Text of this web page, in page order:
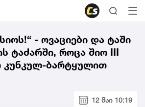
- ოვაციები და ტაში
ტაძარში, როცა შიო III
კუნკულ-ბარტყულით
12 მაი 10:19